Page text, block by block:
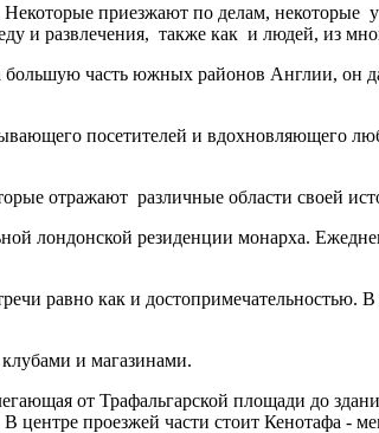
приезжают по делам, некоторые
и развлечения, также как и людей, из
большую часть южных районов Англии, он
посетителей и вдохновляющего
отражают различные области своей
лондонской резиденции монарха.
равно как и достопримечательностью.
клубами и магазинами.
от Трафальгарской площади до
В центре проезжей части стоит Кенотафа